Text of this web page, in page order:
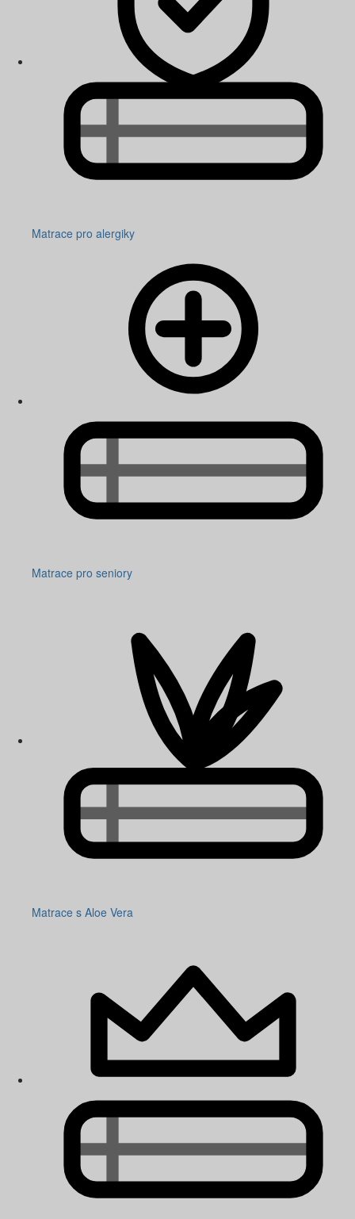
Matrace pro alergiky
Matrace pro seniory
Matrace s Aloe Vera